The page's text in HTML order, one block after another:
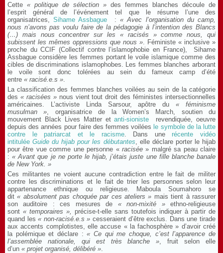
Cette « politique de sélection » des femmes blanches découle de
l’esprit général de l’événement tel que le résume l’une des
organisatrices,Sihame Assbague :« Avec l’organisation du camp,
nous n’avons pas voulu faire de la pédagogie à l’intention des Blancs
(…) mais nous concentrer sur les « racisés » comme nous, qui
subissent les mêmes oppressions que nous » . Féministe « inclusive »
proche du CCIF (Collectif contre l’islamophobie en France), Sihame
Assbague considère les femmes portant le voile islamique comme des
cibles de discriminations islamophobes. Les femmes blanches arborant
le voile sont donc tolérées au sein du fameux camp d’été
entre « racisé.e.s »
La classification des femmes blanches voilées au sein de la catégorie
des « racisées »nous vient tout droit des féministes intersectionnelles
américaines. L’activiste Linda Sarsour, apôtre du« féminisme
musulman » , organisatrice de la Women’s March, soutien du
mouvement Black Lives Matter etanti-sioniste revendiquée, oeuvre
depuis des années pour faire des femmes voiléesle symbole de la lutte
contre le patriarcat et le racisme. Dans unerécente vidéo
intituléeGuide du hijab pour les débutantes , elle déclare porter le hijab
pour être vue comme une personne « racisée» malgré sa peau claire
:« Avant que je ne porte le hijab, j’étais juste une fille blanche banale
de New York. »
Ces militantes ne voient aucune contradiction entre le fait de militer
contre les discriminations et le fait de trier les personnes selon leur
appartenance ethnique ou religieuse. Maboula Soumahoro se
dit« absolument pas choquée par ces ateliers » mais tient à rassurer
son auditoire : ces mesures de « non-mixité »ethno-religieuse
sont « temporaires », précise-t-elle sans toutefois indiquer à partir de
quand les « non-racisé.e.s »cesseraient d’être exclus. Dans une tirade
aux accents complotistes, elle accuse « la fachosphère » d’avoir créé
la polémique et déclare :« Ce qui me choque, c’est l’apparence de
l’assemblée nationale, qui est très blanche » , fruit selon elle
d’un « projet organisé, délibéré »